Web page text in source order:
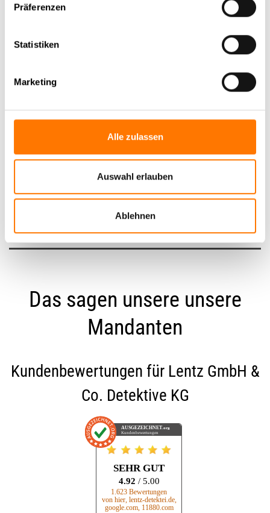
Präferenzen
Statistiken
Marketing
Alle zulassen
Auswahl erlauben
Ablehnen
Aktuelle News
Das sagen unsere unsere
Mandanten
Kundenbewertungen für Lentz GmbH &
Co. Detektive KG
AUSGEZEICHNET .org
Kundenbewertungen
SEHR GUT
4.92 / 5.00
1.623 Bewertungen
von hier, lentz-detektei.de,
google.com, 11880.com